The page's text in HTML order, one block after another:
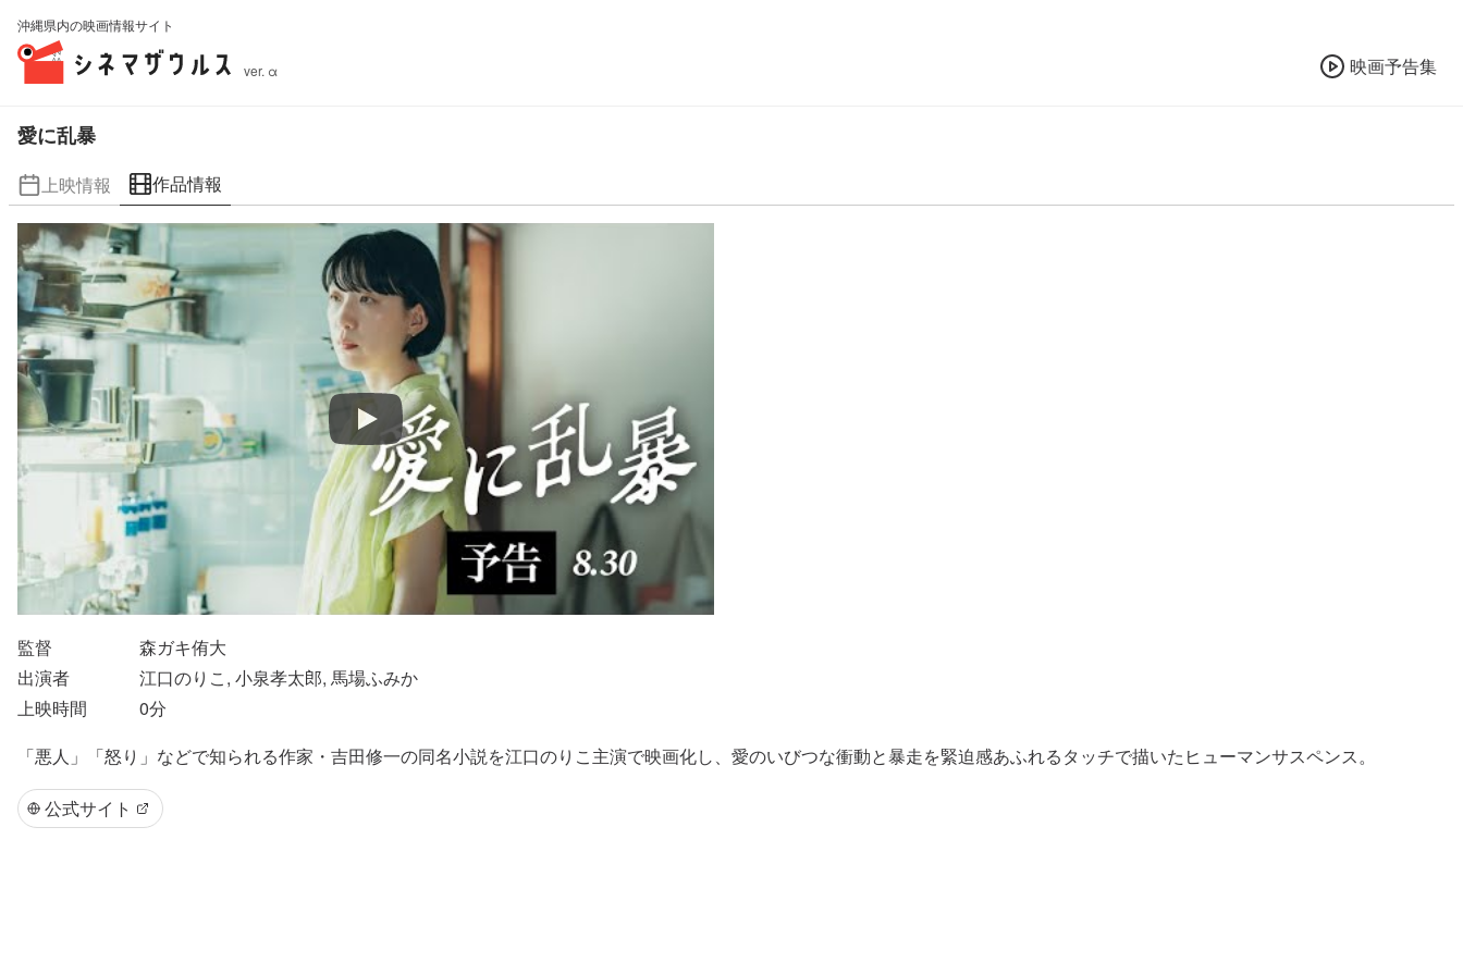
沖縄県内の映画情報サイト
ver. α 映画予告集
愛に乱暴
上映情報 作品情報
監督
森ガキ侑大
出演者
江口のりこ, 小泉孝太郎, 馬場ふみか
上映時間
0分
「悪人」「怒り」などで知られる作家・吉田修一の同名小説を江口のりこ主演で映画化し、愛のいびつな衝動と暴走を緊迫感あふれるタッチで描いたヒューマンサスペンス。
公式サイト